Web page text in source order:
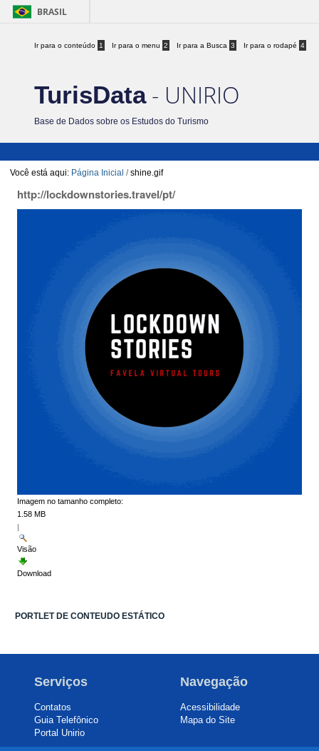
BRASIL
Ir para o conteúdo 1 Ir para o menu 2 Ir para a Busca 3 Ir para o rodapé 4
TurisData- UNIRIO
Base de Dados sobre os Estudos do Turismo
Você está aqui: Página Inicial /shine.gif
http://lockdownstories.travel/pt/
Imagem no tamanho completo:
1.58 MB
|
Visão
Download
PORTLET DE CONTEUDO ESTÁTICO
Serviços
Contatos
Guia Telefônico
Portal Unirio
Navegação
Acessibilidade
Mapa do Site